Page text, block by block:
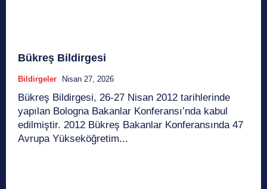
Bükreş Bildirgesi
Bildirgeler Nisan 27, 2026
Bükreş Bildirgesi, 26-27 Nisan 2012 tarihlerinde
yapılan Bologna Bakanlar Konferansı’nda kabul
edilmiştir. 2012 Bükreş Bakanlar Konferansında 47
Avrupa Yükseköğretim...